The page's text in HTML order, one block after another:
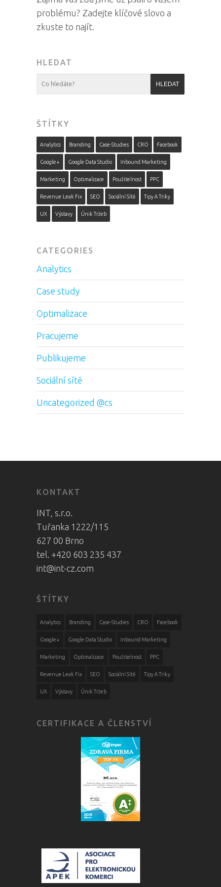
problému? Zadejte klíčové slovo a
zkuste to najít.
HLEDAT
ŠTÍTKY
Analytics Branding Case-Studies CRO Facebook
Google+ Google Data Studio Inbound Marketing
Marketing Optimalizace Použitelnost PPC
Revenue Leak Fix SEO Sociální Sítě Tipy A Triky
UX Výstavy Únik Tržeb
CATEGORIES
Analytics
Case study
Optimalizace
Pracujeme
Publikujeme
Sociální sítě
Uncategorized @cs
KONTAKT
INT, s.r.o.
Tuřanka 1222/115
627 00 Brno
tel. +420 603 235 437
int@int-cz.com
ŠTÍTKY
Analytics Branding Case-Studies CRO Facebook
Google+ Google Data Studio Inbound Marketing
Marketing Optimalizace Použitelnost PPC
Revenue Leak Fix SEO Sociální Sítě Tipy A Triky
UX Výstavy Únik Tržeb
CERTIFIKACE A ČLENSTVÍ